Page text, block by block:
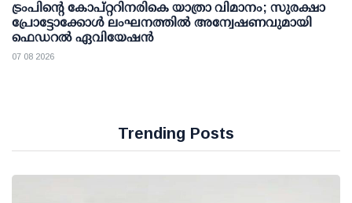
ട്രംപിന്റെ കോപ്റ്ററിനരികെ യാത്രാ വിമാനം; സുരക്ഷാ
പ്രോട്ടോക്കോള്‍ ലംഘനത്തില്‍ അന്വേഷണവുമായി
ഫെഡറല്‍ ഏവിയേഷന്‍
07 08 2026
Trending Posts